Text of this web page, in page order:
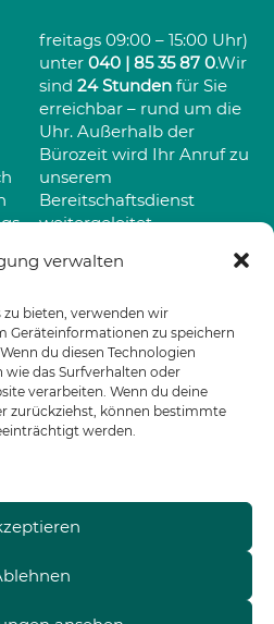
verwalten
bieten, verwenden wir
Geräteinformationen zu speichern
du diesen Technologien
das Surfverhalten oder
verarbeiten. Wenn du deine
zurückziehst, können bestimmte
werden.
freitags 09:00 – 15:00 Uhr)
unter 040 | 85 35 87 0.Wir
sind 24 Stundenfür Sie
erreichbar – rund um die
Uhr. Außerhalb der
Bürozeit wird Ihr Anruf zu
unserem
Bereitschaftsdienst
weitergeleitet.
- 20257 Hamburg
0
19